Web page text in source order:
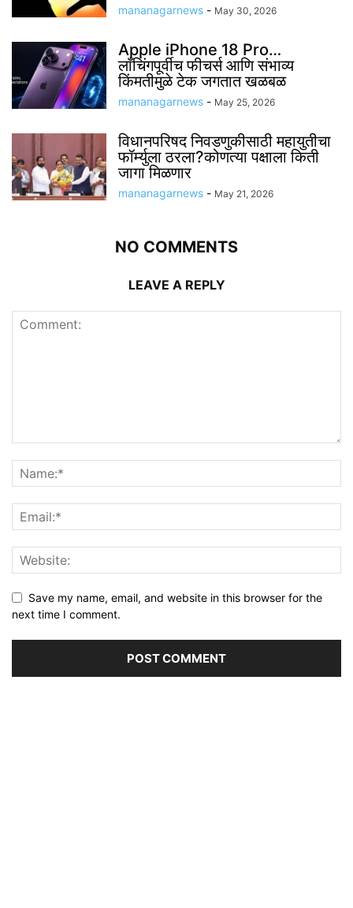
mananagarnews - May 30, 2026
Apple iPhone 18 Pro…
लाँचिंगपूर्वीच फीचर्स आणि संभाव्य
किंमतीमुळे टेक जगतात खळबळ
mananagarnews - May 25, 2026
विधानपरिषद निवडणुकीसाठी महायुतीचा
फॉर्म्युला ठरला?कोणत्या पक्षाला किती
जागा मिळणार
mananagarnews - May 21, 2026
NO COMMENTS
LEAVE A REPLY
Save my name, email, and website in this browser for the
next time I comment.